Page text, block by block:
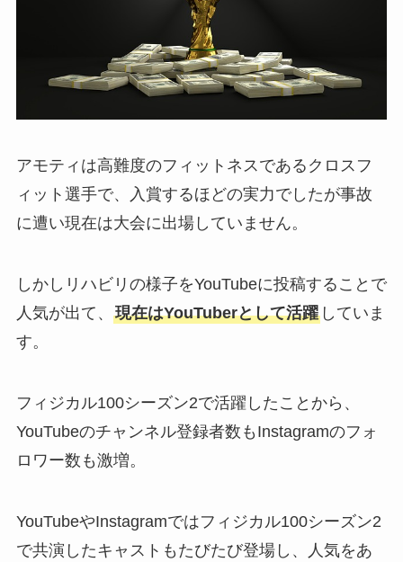
アモティは高難度のフィットネスであるクロスフ
ィット選手で、入賞するほどの実力でしたが事故
に遭い現在は大会に出場していません。
しかしリハビリの様子をYouTubeに投稿することで
人気が出て、 現在はYouTuberとして活躍していま
す。
フィジカル100シーズン2で活躍したことから、
YouTubeのチャンネル登録者数もInstagramのフォ
ロワー数も激増。
YouTubeやInstagramではフィジカル100シーズン2
で共演したキャストもたびたび登場し、人気をあ